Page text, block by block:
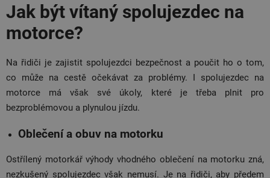
Jak být vítaný spolujezdec na
motorce?
Na řidiči je zajistit spolujezdci bezpečnost a poučit ho o tom,
co může na cestě očekávat za problémy. I spolujezdec na
motorce má však své úkoly, které je třeba plnit pro
bezproblémovou a plynulou jízdu.
Oblečení a obuv na motorku
Ostřílený motorkář výhody vhodného oblečení na motorku zná,
nezkušený spolujezdec však nemusí. Je na řidiči, aby předem